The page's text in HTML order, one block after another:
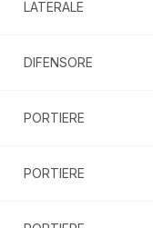
LATERALE
DIFENSORE
PORTIERE
PORTIERE